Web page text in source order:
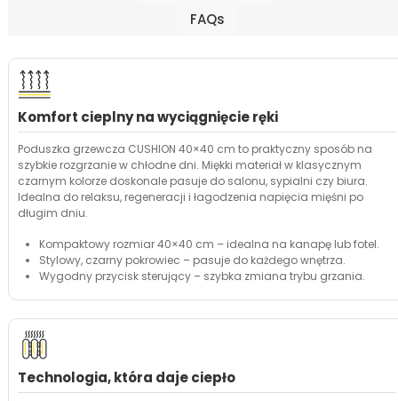
FAQs
Komfort cieplny na wyciągnięcie ręki
Poduszka grzewcza CUSHION 40×40 cm to praktyczny sposób na
szybkie rozgrzanie w chłodne dni. Miękki materiał w klasycznym
czarnym kolorze doskonale pasuje do salonu, sypialni czy biura.
Idealna do relaksu, regeneracji i łagodzenia napięcia mięśni po
długim dniu.
Kompaktowy rozmiar 40×40 cm – idealna na kanapę lub fotel.
Stylowy, czarny pokrowiec – pasuje do każdego wnętrza.
Wygodny przycisk sterujący – szybka zmiana trybu grzania.
Technologia, która daje ciepło